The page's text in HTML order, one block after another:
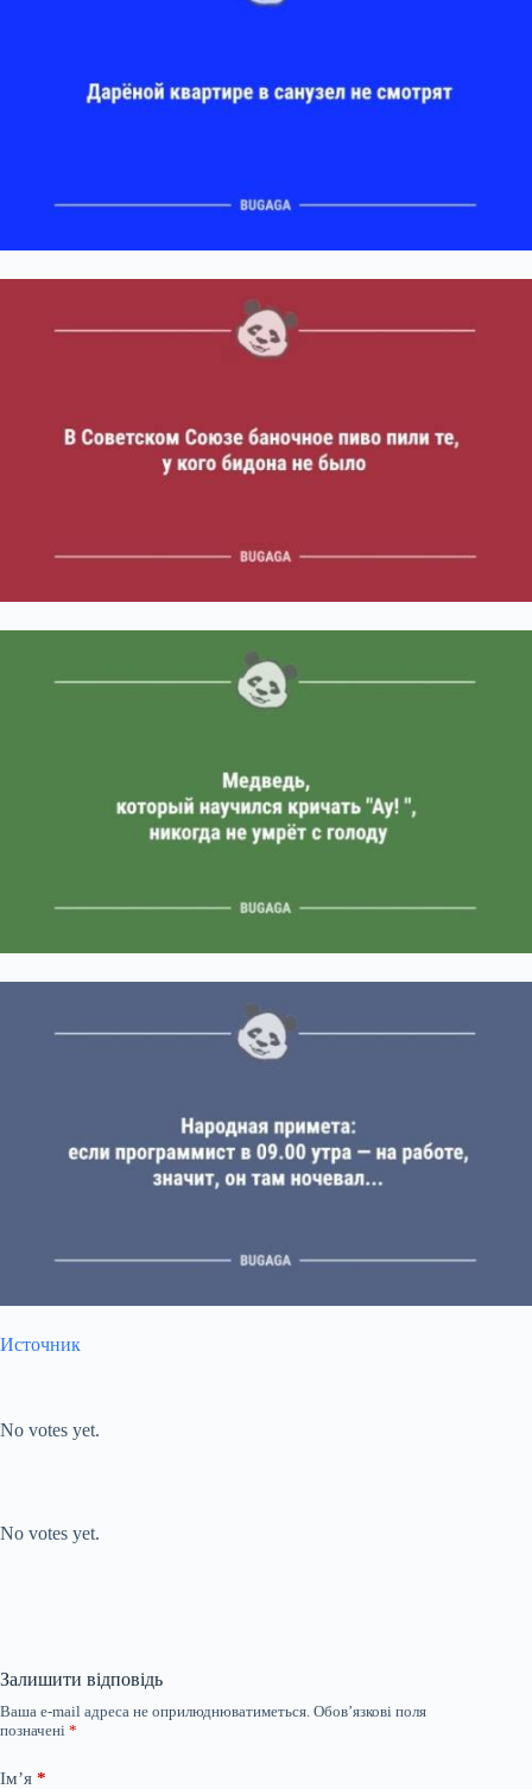
Источник
No votes yet.
No votes yet.
Залишити відповідь
Ваша e-mail адреса не оприлюднюватиметься. Обов’язкові поля
позначені *
Ім’я *